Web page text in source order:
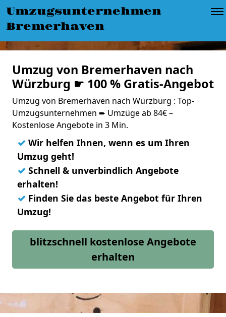
Umzugsunternehmen
Bremerhaven
Umzug von Bremerhaven nach
Würzburg ☛ 100 % Gratis-Angebot
Umzug von Bremerhaven nach Würzburg : Top-
Umzugsunternehmen ➨ Umzüge ab 84€ –
Kostenlose Angebote in 3 Min.
✓ Wir helfen Ihnen, wenn es um Ihren
Umzug geht!
✓ Schnell & unverbindlich Angebote
erhalten!
✓ Finden Sie das beste Angebot für Ihren
Umzug!
blitzschnell kostenlose Angebote
erhalten